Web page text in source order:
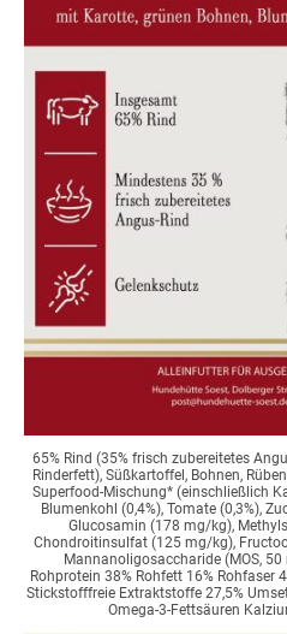
65% Rind (35% frisch zubereitetes
Rinderfett), Süßkartoffel, Bohnen,
Superfood-Mischung* (einschließlich
Blumenkohl (0,4%), Tomate (0,3%),
Glucosamin (178 mg/kg),
Chondroitinsulfat (125 mg/kg),
Mannanoligosaccharide (MOS,
Rohprotein 38% Rohfett 16% Rohfaser
Stickstofffreie Extraktstoffe 27,5%
Omega-3-Fettsäuren